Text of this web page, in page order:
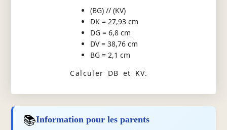
(BG) // (KV)
DK = 27,93 cm
DG = 6,8 cm
DV = 38,76 cm
BG = 2,1 cm
Calculer DB et KV.
📚Information pour les parents